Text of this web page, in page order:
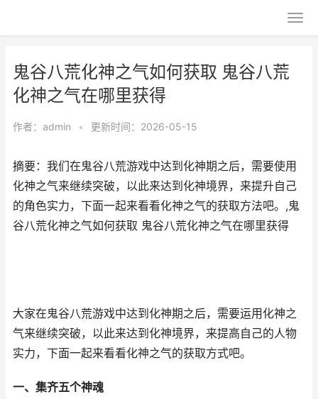
鬼谷八荒化神之气如何获取 鬼谷八荒
化神之气在哪里获得
作者： admin • 更新时间：2026-05-15
摘要：我们在鬼谷八荒游戏中达到化神期之后，需要使用
化神之气来继续突破，以此来达到化神境界，来提升自己
的角色实力，下面一起来看看化神之气的获取方法吧。,鬼
谷八荒化神之气如何获取 鬼谷八荒化神之气在哪里获得
大家在鬼谷八荒游戏中达到化神期之后，需要运用化神之
气来继续突破，以此来达到化神境界，来提高自己的人物
实力，下面一起来看看化神之气的获取方式吧。
一、集齐五个神魂